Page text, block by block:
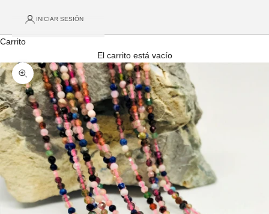
INICIAR SESIÓN
Carrito
El carrito está vacío
Zoom